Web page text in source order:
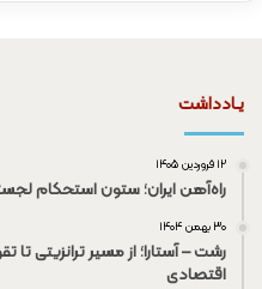
یـادداشت
۱۲ فروردین ۱۴۰۵
راه‌آهن ایران؛ ستون استحکام
۳۰ بهمن ۱۴۰۴
رشت – آستارا؛ از مسیر ترانزیتی تا
اقتصادی